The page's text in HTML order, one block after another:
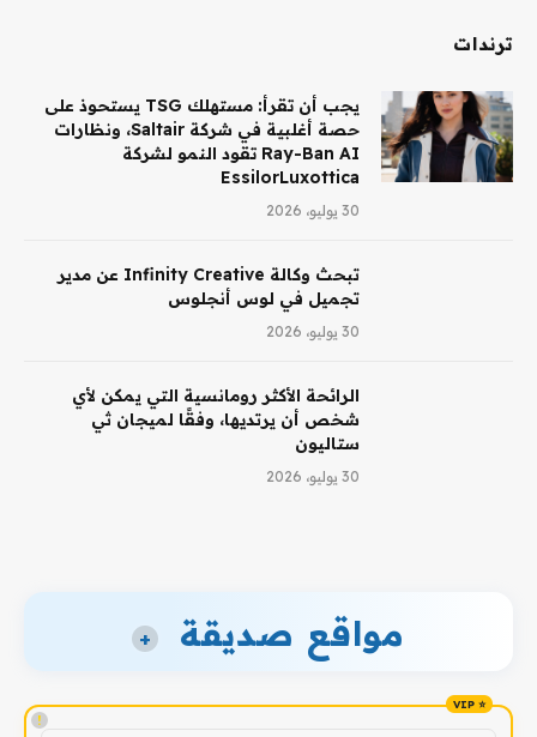
ترندات
يجب أن تقرأ: مستهلك TSG يستحوذ على
حصة أغلبية في شركة Saltair، ونظارات
Ray-Ban AI تقود النمو لشركة
EssilorLuxottica
30 يوليو، 2026
تبحث وكالة Infinity Creative عن مدير
تجميل في لوس أنجلوس
30 يوليو، 2026
الرائحة الأكثر رومانسية التي يمكن لأي
شخص أن يرتديها، وفقًا لميجان ثي
ستاليون
30 يوليو، 2026
مواقع صديقة +
!